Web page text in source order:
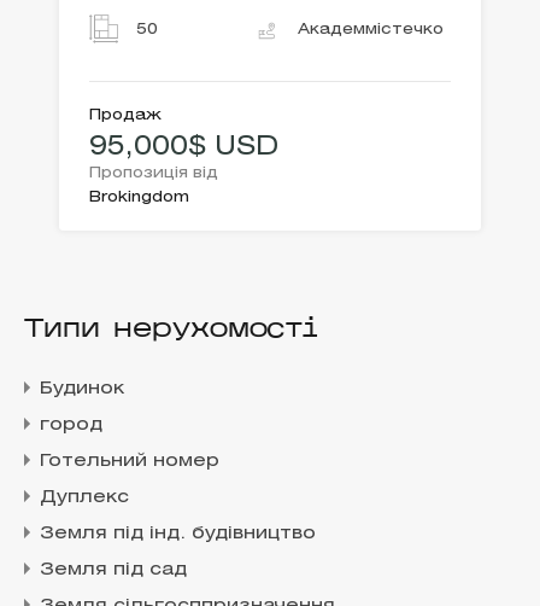
50 Академмістечко
Продаж
95,000$ USD
Пропозиція від
Brokingdom
Типи нерухомості
Будинок
город
Готельний номер
Дуплекс
Земля під інд. будівництво
Земля під сад